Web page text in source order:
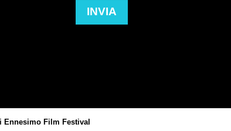
INVIA
Ennesimo Film Festival